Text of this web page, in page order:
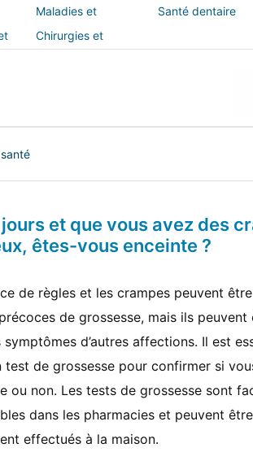
Maladies et
traitements
Santé dentaire
Chirurgies et
et que vous avez des
êtes-vous enceinte ?
de règles et les crampes peuvent
de grossesse, mais ils peuvent
symptômes d’autres affections. Il est
test de grossesse pour confirmer si
ou non. Les tests de grossesse sont
dans les pharmacies et peuvent être
effectués à la maison.